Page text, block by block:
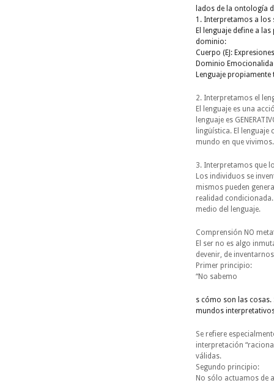
lados de la ontología
1. Interpretamos a los
El lenguaje define a
dominio:
Cuerpo (EJ:
Dominio
Lenguaje propiamente
2. Interpretamos el
El lenguaje es una
lenguaje es
lingüística. El
mundo en que vivimos.
3. Interpretamos que
Los individuos se
mismos pueden
realidad
medio del lenguaje.
Comprensión NO
El ser no es algo
devenir, de
Primer principio:
“No sabemo
s cómo son las
mundos
Se refiere
interpretación
válidas.
Segundo principio:
No sólo actuamos de